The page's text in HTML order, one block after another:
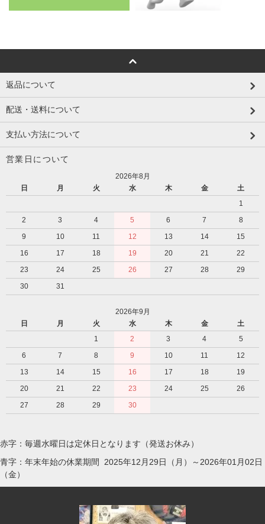
返品について
配送・送料について
支払い方法について
営業日について
2026年8月
日
月 火 水 木 金
土
1
2
3 4 5 6 7
8
9
10 11 12 13 14
15
16
17 18 19 20 21
22
23
24 25 26 27 28
29
30
31
2026年9月
日
月 火 水 木 金
土
1
2 3 4
5
6
7 8 9 10 11
12
13
14 15 16 17 18
19
20
21 22 23 24 25
26
27
28 29 30
赤字：毎週水曜日は定休日となります（発送お休み）
青字：年末年始の休業期間 2025年12月29日（月）～2026年01月02日
（金）